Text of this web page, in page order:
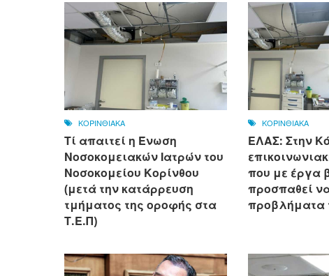
ΚΟΡΙΝΘΙΑΚΑ
Τί απαιτεί η Ένωση
Νοσοκομειακών Ιατρών του
Νοσοκομείου Κορίνθου
(μετά την κατάρρευση
τμήματος της οροφής στα
Τ.Ε.Π)
ΚΟΡΙΝΘΙΑΚΑ
ΕΛΑΣ: Στην
που με έργα
προσπαθεί
προβλήματα